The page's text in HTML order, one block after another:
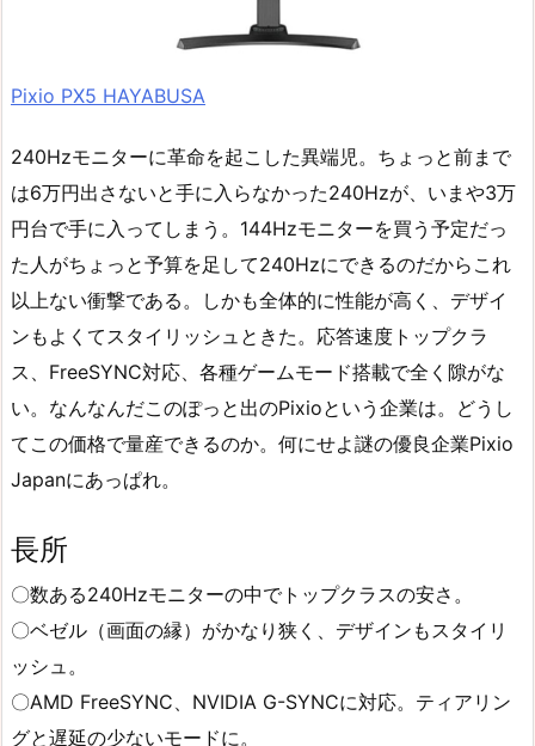
Pixio PX5 HAYABUSA
240Hzモニターに革命を起こした異端児。ちょっと前まで
は6万円出さないと手に入らなかった240Hzが、いまや3万
円台で手に入ってしまう。144Hzモニターを買う予定だっ
た人がちょっと予算を足して240Hzにできるのだからこれ
以上ない衝撃である。しかも全体的に性能が高く、デザイ
ンもよくてスタイリッシュときた。応答速度トップクラ
ス、FreeSYNC対応、各種ゲームモード搭載で全く隙がな
い。なんなんだこのぽっと出のPixioという企業は。どうし
てこの価格で量産できるのか。何にせよ謎の優良企業Pixio
Japanにあっぱれ。
長所
〇数ある240Hzモニターの中でトップクラスの安さ。
〇ベゼル（画面の縁）がかなり狭く、デザインもスタイリ
ッシュ。
〇AMD FreeSYNC、NVIDIA G-SYNCに対応。ティアリン
グと遅延の少ないモードに。